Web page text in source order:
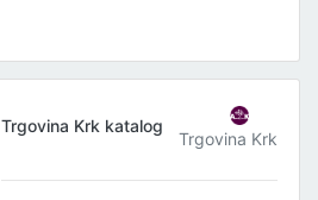
Trgovina Krk katalog
Trgovina Krk